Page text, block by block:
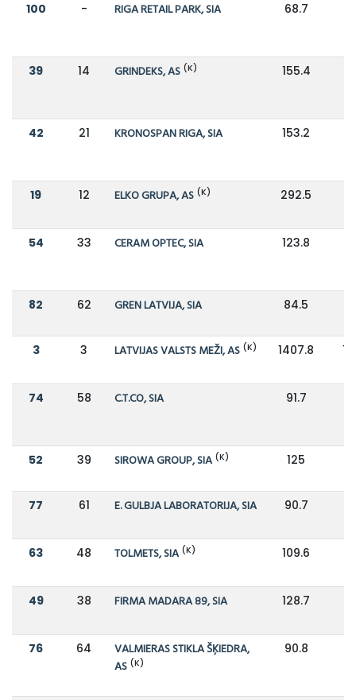
100 - RIGA RETAIL PARK, SIA 68.7
39 14 GRINDEKS, AS (K) 155.4
42 21 KRONOSPAN RIGA, SIA 153.2
19 12 ELKO GRUPA, AS (K) 292.5
54 33 CERAM OPTEC, SIA 123.8
82 62 GREN LATVIJA, SIA 84.5
3 3 LATVIJAS VALSTS MEŽI, AS (K) 1407.8
74 58 C.T.CO, SIA 91.7
52 39 SIROWA GROUP, SIA (K) 125
77 61 E. GULBJA LABORATORIJA, SIA 90.7
63 48 TOLMETS, SIA (K) 109.6
49 38 FIRMA MADARA 89, SIA 128.7
76 64
VALMIERAS STIKLA ŠĶIEDRA,
AS (K)
90.8